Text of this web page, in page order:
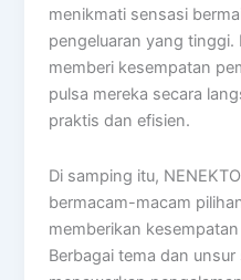
menikmati sensasi
pengeluaran yang
memberi kesempatan
pulsa mereka secara
praktis dan efisien.
Di samping itu,
bermacam-macam
memberikan
Berbagai tema dan